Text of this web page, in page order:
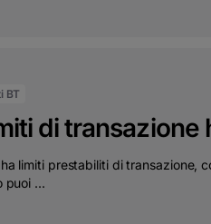
BT
di transazione
limiti prestabiliti di transazione,
puoi ...